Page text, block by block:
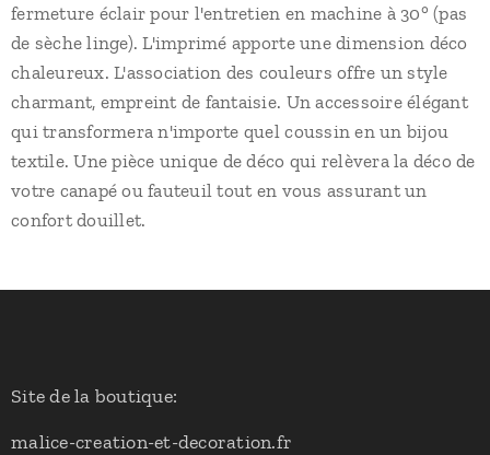
fermeture éclair pour l'entretien en machine à 30° (pas
de sèche linge). L'imprimé apporte une dimension déco
chaleureux. L'association des couleurs offre un style
charmant, empreint de fantaisie. Un accessoire élégant
qui transformera n'importe quel coussin en un bijou
textile. Une pièce unique de déco qui relèvera la déco de
votre canapé ou fauteuil tout en vous assurant un
confort douillet.
Site de la boutique:
malice-creation-et-decoration.fr